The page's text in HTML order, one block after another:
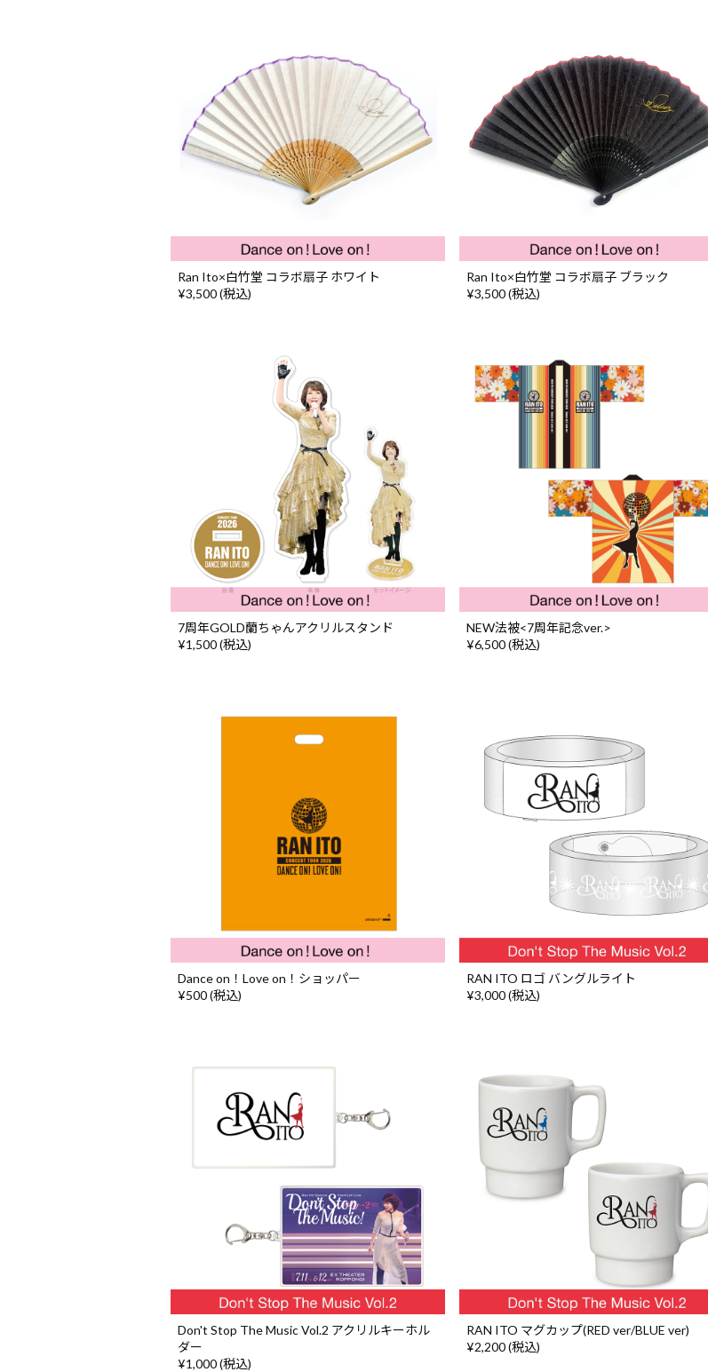
Ran Ito×白竹堂 コラボ扇子 ホワイト
¥3,500 (税込)
Ran Ito×白竹堂 コラボ扇子 ブラック
¥3,500 (税込)
7周年GOLD蘭ちゃんアクリルスタンド
¥1,500 (税込)
NEW法被<7周年記念ver.>
¥6,500 (税込)
Dance on！Love on！ショッパー
¥500 (税込)
RAN ITO ロゴ バングルライト
¥3,000 (税込)
Don't Stop The Music Vol.2 アクリルキーホル
ダー
¥1,000 (税込)
RAN ITO マグカップ(RED ver/BLUE ver)
¥2,200 (税込)